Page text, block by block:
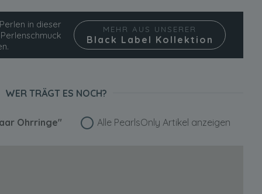
in dieser
MEHR AUS UNSERER
Black Label Kollektion
WER TRÄGT ES NOCH?
Ohrringe" Alle PearlsOnly Artikel anzeigen